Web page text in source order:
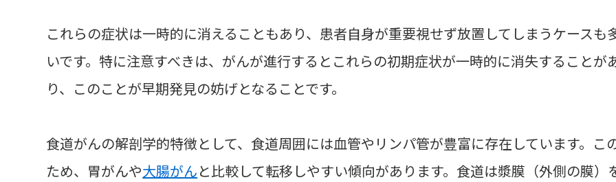
これらの症状は一時的に消えることもあり、患者自身が重要視せず放置してしまうケースも
いです。特に注意すべきは、がんが進行するとこれらの初期症状が一時的に消失することが
り、このことが早期発見の妨げとなることです。
食道がんの解剖学的特徴として、食道周囲には血管やリンパ管が豊富に存在しています。こ
ため、胃がんや大腸がんと比較して転移しやすい傾向があります。食道は漿膜（外側の膜）